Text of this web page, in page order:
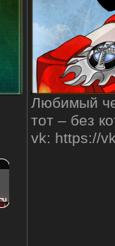
Любимый
тот – без
vk: https://